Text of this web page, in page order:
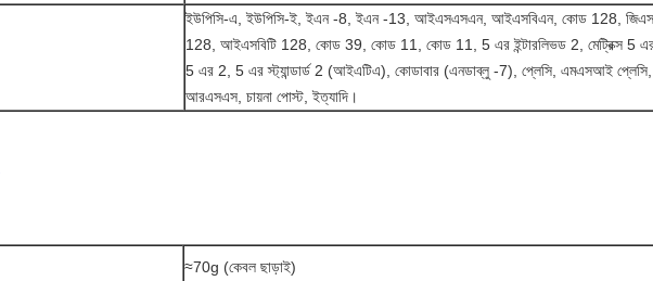
ইউপিসি-এ, ইউপিসি-ই, ইএন -8, ইএন -13, আইএসএসএন, আইএসবিএন, কোড 128,
128, আইএসবিটি 128, কোড 39, কোড 11, কোড 11, 5 এর ইন্টারলিভড 2, মেট্রিক্স 5 এর,
5 এর 2, 5 এর স্ট্যান্ডার্ড 2 (আইএটিএ), কোডাবার (এনডাব্লু -7), প্লেসি, এমএসআই প্লেসি,
আরএসএস, চায়না পোস্ট, ইত্যাদি।
≈70g (কেবল ছাড়াই)